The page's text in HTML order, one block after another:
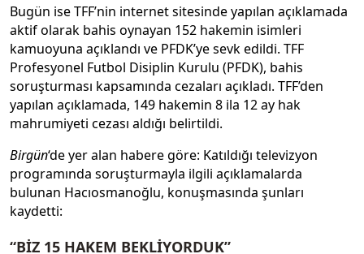
Bugün ise TFF’nin internet sitesinde yapılan açıklamada
aktif olarak bahis oynayan 152 hakemin isimleri
kamuoyuna açıklandı ve PFDK’ye sevk edildi. TFF
Profesyonel Futbol Disiplin Kurulu (PFDK), bahis
soruşturması kapsamında cezaları açıkladı. TFF’den
yapılan açıklamada, 149 hakemin 8 ila 12 ay hak
mahrumiyeti cezası aldığı belirtildi.
Birgün‘de yer alan habere göre: Katıldığı televizyon
programında soruşturmayla ilgili açıklamalarda
bulunan Hacıosmanoğlu, konuşmasında şunları
kaydetti:
“BİZ 15 HAKEM BEKLİYORDUK”